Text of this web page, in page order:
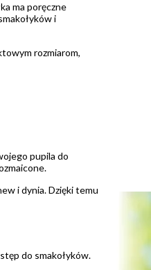
ma poręczne
i
rozmiarom,
pupila do
i dynia. Dzięki temu
do smakołyków.